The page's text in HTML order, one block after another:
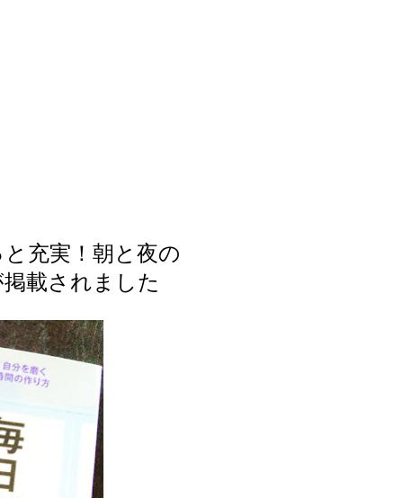
充実！朝と夜の
載されました